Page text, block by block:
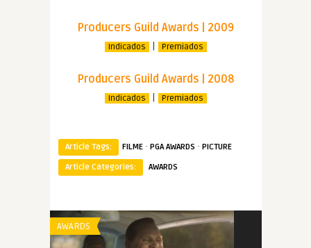
Producers Guild Awards | 2009
Indicados | Premiados
Producers Guild Awards | 2008
Indicados | Premiados
Article Tags: FILME · PGA AWARDS · PICTURE
Article Categories:
AWARDS
AWARDS